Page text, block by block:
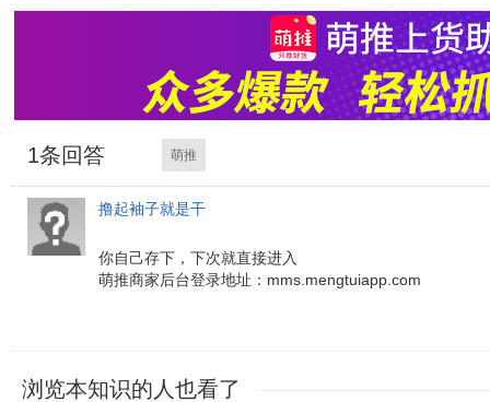
1条回答 萌推
撸起袖子就是干
你自己存下，下次就直接进入
萌推商家后台登录地址：mms.mengtuiapp.com
浏览本知识的人也看了